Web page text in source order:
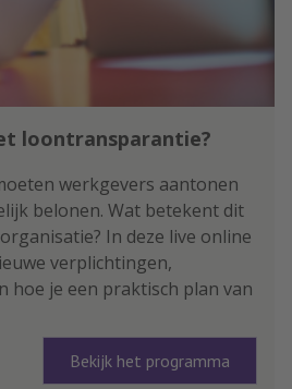
loontransparantie?
werkgevers aantonen
belonen. Wat betekent dit
In deze live online
verplichtingen,
hoe je een praktisch plan van
Bekijk het programma